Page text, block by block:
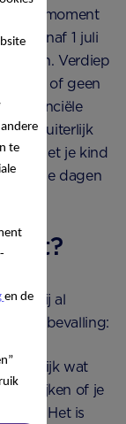
het moment
je vanaf 1 juli
Verdiep
je wel of geen
financiële
uiterlijk
tijd met je kind
de dagen
kun jij al
de bevalling:
uit. Kijk wat
te kijken of je
Het is
te
en de